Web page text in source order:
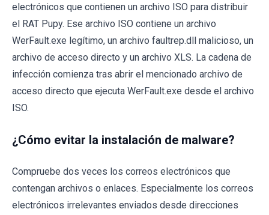
electrónicos que contienen un archivo ISO para distribuir
el RAT Pupy. Ese archivo ISO contiene un archivo
WerFault.exe legítimo, un archivo faultrep.dll malicioso, un
archivo de acceso directo y un archivo XLS. La cadena de
infección comienza tras abrir el mencionado archivo de
acceso directo que ejecuta WerFault.exe desde el archivo
ISO.
¿Cómo evitar la instalación de malware?
Compruebe dos veces los correos electrónicos que
contengan archivos o enlaces. Especialmente los correos
electrónicos irrelevantes enviados desde direcciones